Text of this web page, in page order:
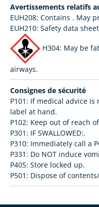
Avertissements relatifs
EUH208: Contains . May
EUH210: Safety data
H304: May be
airways.
Consignes de sécurité
P101: If medical advice
label at hand.
P102: Keep out of reach
P301: IF SWALLOWED:.
P310: Immediately call a
P331: Do NOT induce
P405: Store locked up.
P501: Dispose of